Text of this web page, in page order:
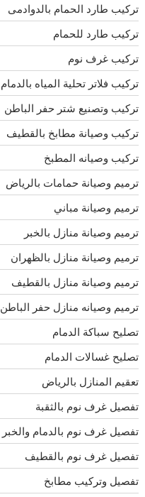
تركيب طارد الحمام بالدوادمى
تركيب طارد للحمام
تركيب غرف نوم
تركيب فلاتر تحلية المياه بالدمام
تركيب وتصنيع شتر حفر الباطن
تركيب وصيانة مطابخ بالقطيف
تركيب وصيانه المطبخ
ترميم وصيانة حمامات بالرياض
ترميم وصيانة مباني
ترميم وصيانة منازل بالخبر
ترميم وصيانة منازل بالظهران
ترميم وصيانة منازل بالقطيف
ترميم وصيانه منازل حفر الباطن
تصليح سباكة الدمام
تصليح غسالات الدمام
تعقيم المنازل بالرياض
تفصيل غرف نوم بالثقبة
تفصيل غرف نوم بالدمام والخبر
تفصيل غرف نوم بالقطيف
تفصيل وتركيب مطابخ